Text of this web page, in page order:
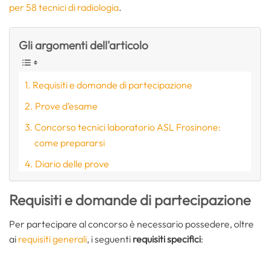
per 58 tecnici di radiologia.
Gli argomenti dell'articolo
Requisiti e domande di partecipazione
Prove d’esame
Concorso tecnici laboratorio ASL Frosinone:
come prepararsi
Diario delle prove
Requisiti e domande di partecipazione
Per partecipare al concorso è necessario possedere, oltre
ai requisiti generali, i seguenti requisiti specifici: